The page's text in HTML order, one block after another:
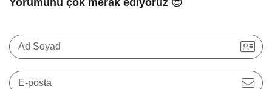
Yorumunu çok merak ediyoruz 😍
Ad Soyad
E-posta